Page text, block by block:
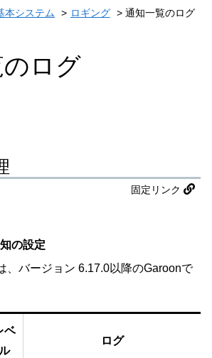
本システム ロギング 通知一覧のログ
ログ
固定リンク
の設定
、バージョン 6.17.0以降のGaroonで
ベ
ル
ログ